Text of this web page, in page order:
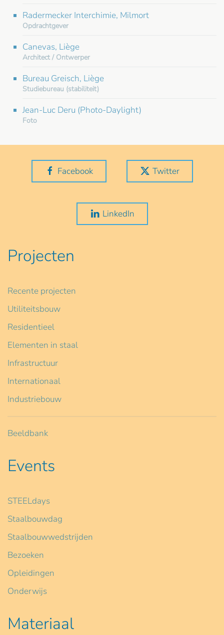
Radermecker Interchimie, Milmort
Opdrachtgever
Canevas, Liège
Architect / Ontwerper
Bureau Greisch, Liège
Studiebureau (stabiliteit)
Jean-Luc Deru (Photo-Daylight)
Foto
Facebook Twitter
LinkedIn
Projecten
Recente projecten
Utiliteitsbouw
Residentieel
Elementen in staal
Infrastructuur
Internationaal
Industriebouw
Beeldbank
Events
STEELdays
Staalbouwdag
Staalbouwwedstrijden
Bezoeken
Opleidingen
Onderwijs
Materiaal